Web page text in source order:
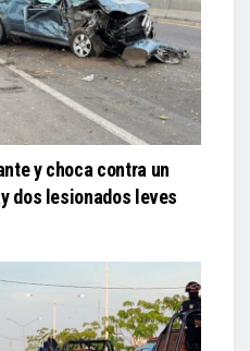
y choca contra un
dos lesionados leves